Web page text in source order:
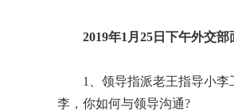
2019年1月25日下午外交部
1、领导指派老王指导小
李，你如何与领导沟通?